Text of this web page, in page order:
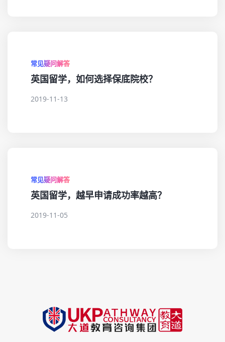
常见疑问解答
英国留学，如何选择保底院校？
2019-11-13
常见疑问解答
英国留学，越早申请成功率越高？
2019-11-05